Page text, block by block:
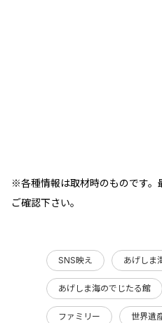
※各種情報は取材時のものです。
ご確認下さい。
SNS映え あげしま
あげしま海のでじたる館
ファミリー 世界遺